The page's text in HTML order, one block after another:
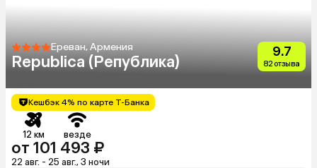
Ереван, Армения
Republica (Република)
9.7
82 отзыва
Кешбэк 4% по карте Т-Банка
12 км везде
от 101 493 ₽
22 авг. - 25 авг., 3 ночи